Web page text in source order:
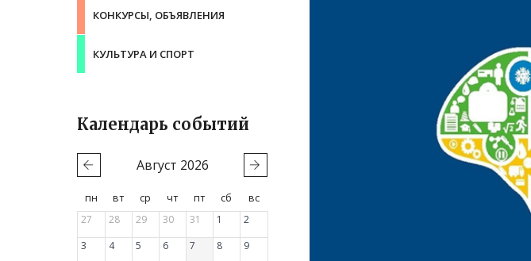
КОНКУРСЫ, ОБЪЯВЛЕНИЯ
КУЛЬТУРА И СПОРТ
Календарь событий
Август 2026
пн вт ср чт пт сб
вс
27
28 29 30 31 1
2
3
4 5 6 7 8
9